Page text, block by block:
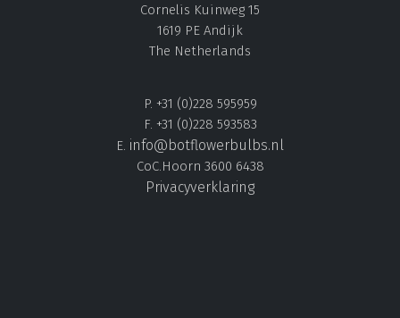
Cornelis Kuinweg 15
1619 PE Andijk
The Netherlands
P. +31 (0)228 595959
F. +31 (0)228 593583
E. info@botflowerbulbs.nl
CoC.Hoorn 3600 6438
Privacyverklaring